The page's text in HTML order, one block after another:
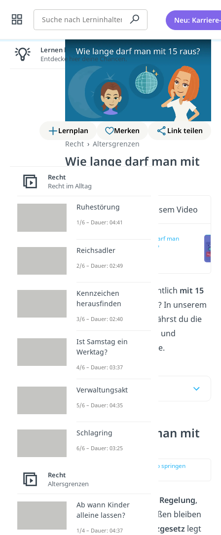
Suche Neu:
Lernplan Merken
Link teilen
Recht
Altersgrenzen
Wie lange darf man mit
15 raus?
Wichtige Inhalte in diesem Video
Wie lange darf man
mit 15 raus?
Wie lange darf man eigentlich mit 15
abendsdraußen bleiben ? In unserem
Beitrag und imVideo
erfährst du die
gesetzlichen Regelungen und
Ausnahmen für 15-Jährige.
Inhaltsübersicht
Wie lange darf man mit
15 raus?
zur Stelle im Video springen
Es gibt keine allgemeine Regelung,
wie lange du mit 15 draußen bleiben
darfst. DasJugendschutzgesetz legt
Lernen lohnt sich!
Entdecke hier deine Chancen.
Recht
Recht im Alltag
Ruhestörung
1/6 – Dauer: 04:41
Reichsadler
2/6 – Dauer: 02:49
Kennzeichen
herausfinden
3/6 – Dauer: 02:40
Ist Samstag ein
Werktag?
4/6 – Dauer: 03:37
Verwaltungsakt
5/6 – Dauer: 04:35
Schlagring
6/6 – Dauer: 03:25
Recht
Altersgrenzen
Ab wann Kinder
alleine lassen?
1/4 – Dauer: 04:37